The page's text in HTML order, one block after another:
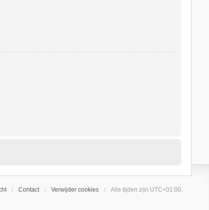
Contact Verwijder cookies Alle tijden zijn UTC+01:00